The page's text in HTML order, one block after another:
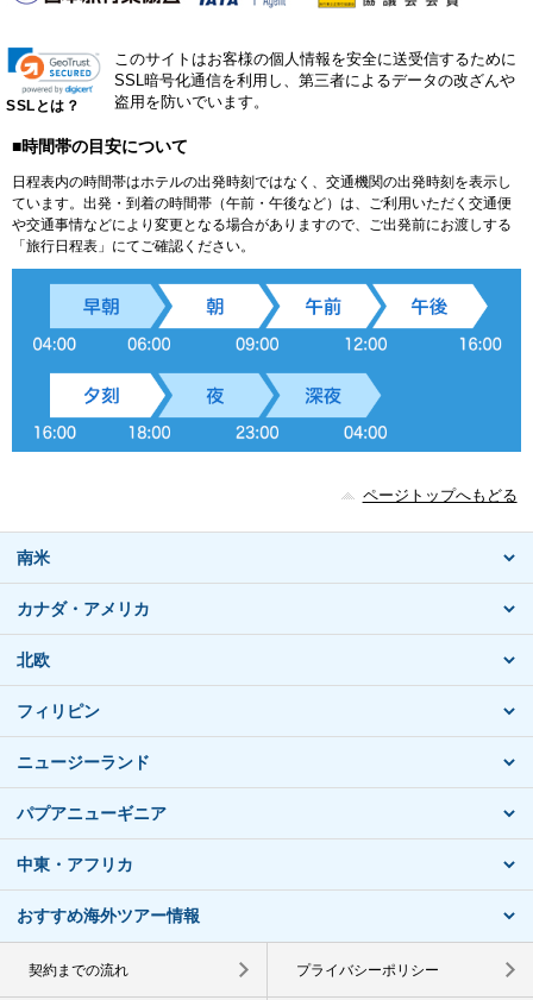
SSLとは？
このサイトはお客様の個人情報を安全に送受信するために
SSL暗号化通信を利用し、第三者によるデータの改ざんや
盗用を防いでいます。
■時間帯の目安について
日程表内の時間帯はホテルの出発時刻ではなく、交通機関の出発時刻を表示し
ています。出発・到着の時間帯（午前・午後など）は、ご利用いただく交通便
や交通事情などにより変更となる場合がありますので、ご出発前にお渡しする
「旅行日程表」にてご確認ください。
ページトップへもどる
南米
カナダ・アメリカ
北欧
フィリピン
ニュージーランド
パプアニューギニア
中東・アフリカ
おすすめ海外ツアー情報
契約までの流れ プライバシーポリシー